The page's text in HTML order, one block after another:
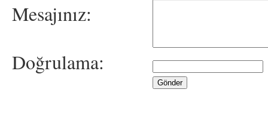
Mesajınız:
Doğrulama: